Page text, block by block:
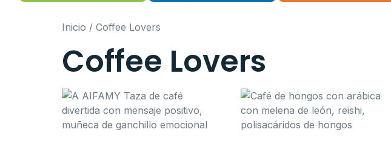
Inicio / Coffee Lovers
Coffee Lovers